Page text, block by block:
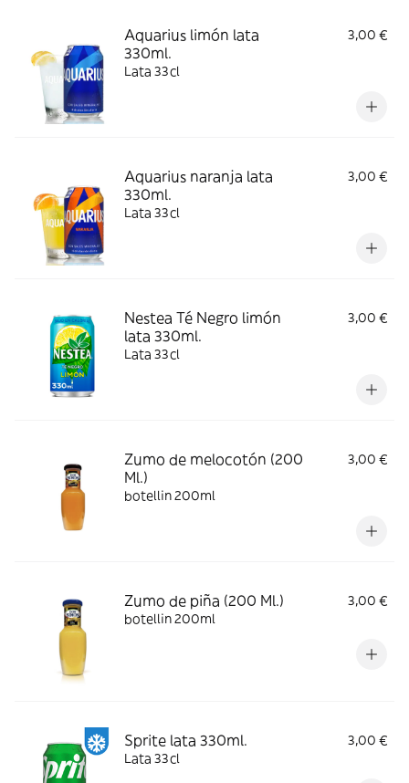
Aquarius limón lata
330ml.
3,00 €
Lata 33cl
Aquarius naranja lata
330ml.
3,00 €
Lata 33cl
Nestea Té Negro limón
lata 330ml.
3,00 €
Lata 33cl
Zumo de melocotón (200
Ml.)
3,00 €
botellin 200ml
Zumo de piña (200 Ml.)
3,00 €
botellin 200ml
Sprite lata 330ml.
3,00 €
Lata 33cl